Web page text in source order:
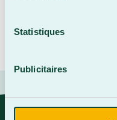
Statistiques
Publicitaires
st-